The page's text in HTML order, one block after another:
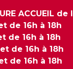
ACCUEIL
de 16h à 18h
de 16h à 18h
de 16h à 18h
de 16h à 18h